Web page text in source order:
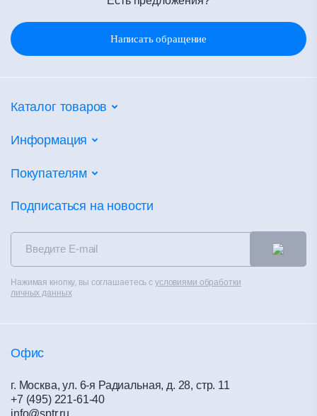
Написать обращение
Каталог товаров
Потолочные системы
Напольные покрытия
Фальшпол
Теплоизоляция
Чистые помещения
Вентилируемые фасады
Информация
Партнеры
Новости
Контакты
Контакты
Покупателям
Калькуляторы
Альбом технических решений
Каталоги
Полезное
Подписаться на новости
Нажимая кнопку, вы соглашаетесь с условиями обработки
личных данных
Офис
г. Москва, ул. 6-я Радиальная, д. 28, стр. 11
+7 (495) 221-61-40
info@sptr.ru